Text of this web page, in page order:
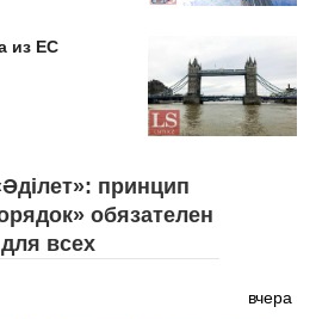
из ЕС
принцип
обязателен
для всех
вчера